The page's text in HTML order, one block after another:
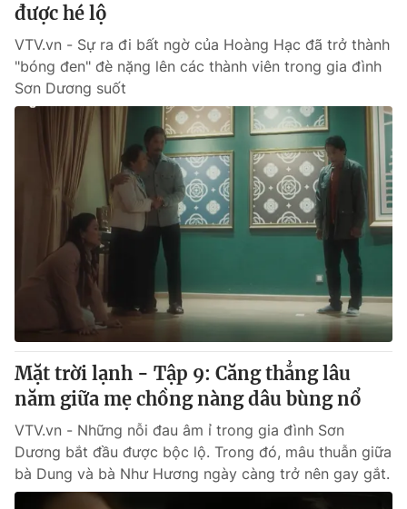
được hé lộ
VTV.vn - Sự ra đi bất ngờ của Hoàng Hạc đã trở thành
"bóng đen" đè nặng lên các thành viên trong gia đình
Sơn Dương suốt
Mặt trời lạnh - Tập 9: Căng thẳng lâu
năm giữa mẹ chồng nàng dâu bùng nổ
VTV.vn - Những nỗi đau âm ỉ trong gia đình Sơn
Dương bắt đầu được bộc lộ. Trong đó, mâu thuẫn giữa
bà Dung và bà Như Hương ngày càng trở nên gay gắt.